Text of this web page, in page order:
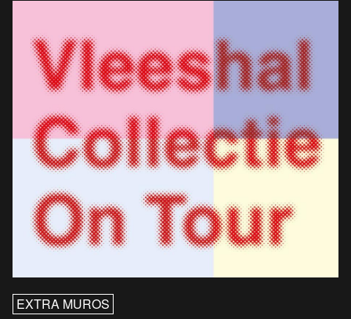
EXTRA MUROS